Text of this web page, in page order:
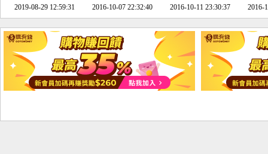
超意外~環保原來可以
邊玩邊做！
2019-08-29 12:59:31
李其芬
2016-10-07 22:32:40
2016-10-11 23:30:37
2016-